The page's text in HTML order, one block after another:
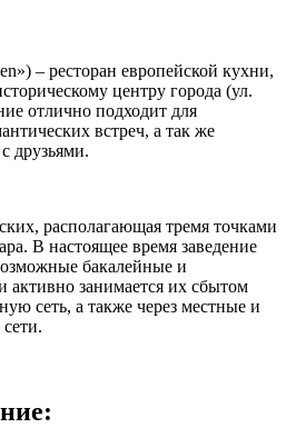
– ресторан европейской кухни,
центру города (ул.
отлично подходит для
встреч, а так же
друзьями.
располагающая тремя точками
В настоящее время заведение
бакалейные и
активно занимается их сбытом
сеть, а также через местные и